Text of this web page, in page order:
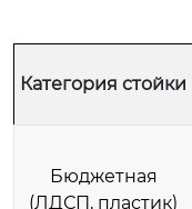
Категория стойки
Бюджетная
(ЛДСП, пластик)